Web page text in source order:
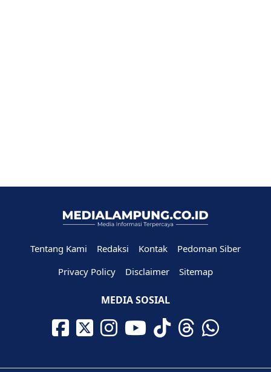
Tentang Kami Redaksi Kontak
Pedoman Siber
Privacy Policy
Disclaimer Sitemap
MEDIA SOSIAL